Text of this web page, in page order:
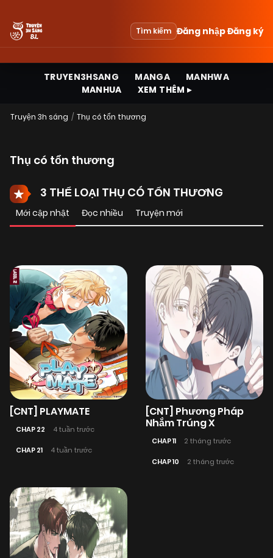
Tìm kiếm Đăng nhậpĐăng ký
TRUYEN3HSANG MANGA
MANHWA
MANHUA
XEM THÊM ▸
Truyện 3h sáng Thụ có tổn thương
Thụ có tổn thương
3 THỂ LOẠI THỤ CÓ TỔN THƯƠNG
Mới cập nhật Đọc nhiều Truyện mới
[CNT] PLAYMATE
CHAP 22 4 tuần trước
CHAP 21 4 tuần trước
[CNT] Phương Pháp
Nhắm Trúng X
CHAP 11 2 tháng trước
CHAP 10 2 tháng trước